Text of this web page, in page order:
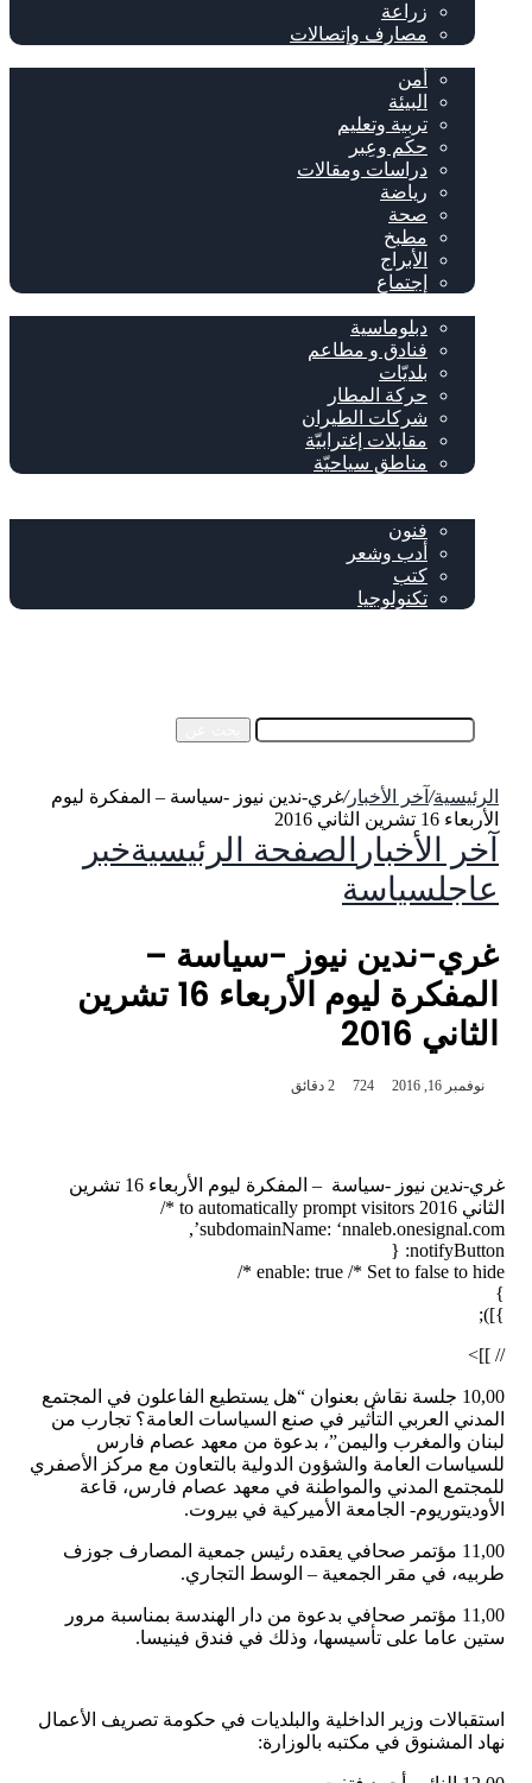
زراعة
مصارف وإتصالات
أمن
البيئة
تربية وتعليم
حكَم وعِبر
دراسات ومقالات
رياضة
صحة
مطبخ
الأبراج
إجتماع
دبلوماسية
فنادق و مطاعم
بلديّات
حركة المطار
شركات الطيران
مقابلات إغترابيّة
مناطق سياحيّة
فنون
أدب وشعر
كتب
تكنولوجيا
الرئيسية/ آخر الأخبار/غري-ندين نيوز -سياسة – المفكرة ليوم
الأربعاء 16 تشرين الثاني 2016
آخر الأخبار الصفحة الرئيسيةخبر
عاجلسياسة
غري-ندين نيوز -سياسة –
المفكرة ليوم الأربعاء 16 تشرين
الثاني 2016
نوفمبر 16, 2016 2 دقائق
غري-ندين نيوز -سياسة – المفكرة ليوم الأربعاء 16 تشرين
الثاني 2016
to automatically prompt visitors */
subdomainName: ‘nnaleb.onesignal.com’,
notifyButton: {
enable: true /* Set to false to hide */
}
}]);
// ]]>
10,00 جلسة نقاش بعنوان “هل يستطيع الفاعلون في المجتمع
المدني العربي التأثير في صنع السياسات العامة؟ تجارب من
لبنان والمغرب واليمن”، بدعوة من معهد عصام فارس
للسياسات العامة والشؤون الدولية بالتعاون مع مركز الأصفري
للمجتمع المدني والمواطنة في معهد عصام فارس، قاعة
الأوديتوريوم- الجامعة الأميركية في بيروت.
11,00 مؤتمر صحافي يعقده رئيس جمعية المصارف جوزف
طربيه، في مقر الجمعية – الوسط التجاري.
11,00 مؤتمر صحافي بدعوة من دار الهندسة بمناسبة مرور
ستين عاما على تأسيسها، وذلك في فندق فينيسا.
استقبالات وزير الداخلية والبلديات في حكومة تصريف الأعمال
نهاد المشنوق في مكتبه بالوزارة: